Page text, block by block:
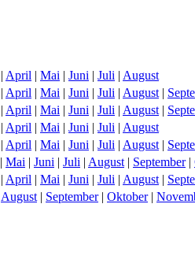
| April | Mai | Juni | Juli | August
| April | Mai | Juni | Juli | August|
| April | Mai | Juni | Juli | August|
| April | Mai | Juni | Juli | August
| April | Mai | Juni | Juli | August|
| Mai | Juni | Juli | August| September|
| April | Mai | Juni | Juli | August|
August| September| Oktober|